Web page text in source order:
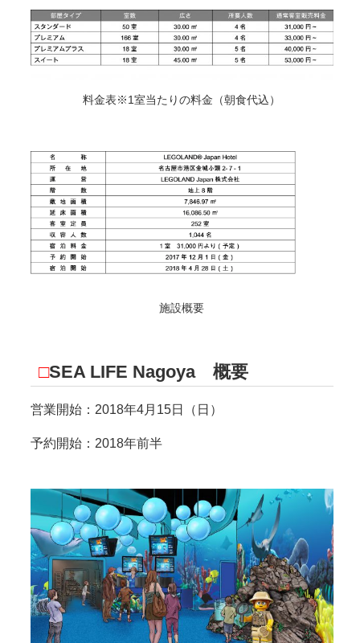
料金表※1室当たりの料金（朝食代込）
施設概要
□SEA LIFE Nagoya 概要
営業開始：2018年4月15日（日）
予約開始：2018年前半